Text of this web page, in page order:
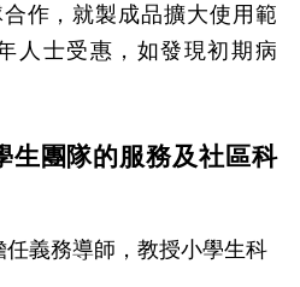
作，就製成品擴大使用範
人士受惠，如發現初期病
生團隊的服務及社區科
義務導師，教授小學生科